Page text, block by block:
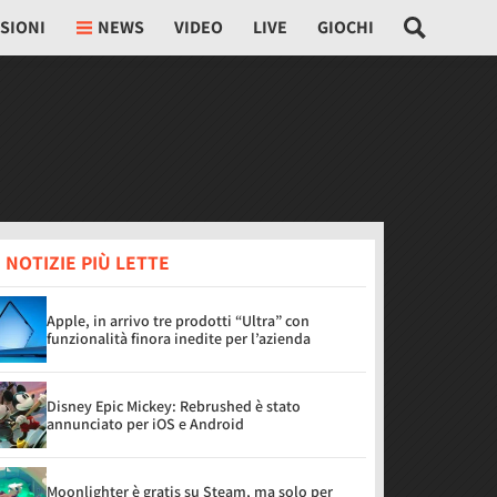
NEWS VIDEO LIVE GIOCHI
NOTIZIE PIÙ LETTE
Apple, in arrivo tre prodotti “Ultra” con
funzionalità finora inedite per l’azienda
Disney Epic Mickey: Rebrushed è stato
annunciato per iOS e Android
Moonlighter è gratis su Steam, ma solo per